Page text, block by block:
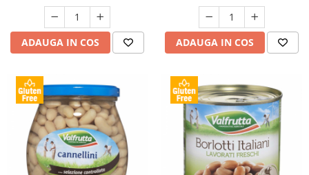
ADAUGA IN COS ADAUGA IN COS